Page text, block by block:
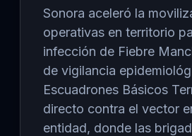
Sonora aceleró la
operativas en territorio
infección de Fiebre
de vigilancia
Escuadrones Básicos
directo contra el vector
entidad, donde las